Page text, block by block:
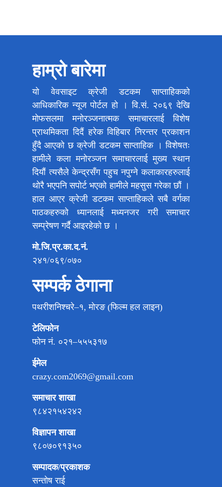
हाम्रो बारेमा
यो वेवसाइट क्रेजी डटकम साप्ताहिकको
आधिकारिक न्यूज पोर्टल हो । वि.सं. २०६९ देखि
मोफसलमा मनोरञ्जनात्मक समाचारलाई विशेष
प्राथमिकता दिदैं हरेक विहिबार निरन्तर प्रकाशन
हुँदै आएको छ क्रेजी डटकम साप्ताहिक । विशेषतः
हामीले कला मनोरञ्जन समाचारलाई मुख्य स्थान
दियौं त्यसैले केन्द्रसँग पहुच नपुग्ने कलाकारहरुलाई
थोरै भएपनि सपोर्ट भएको हामीले महसुस गरेका छौं ।
हाल आएर क्रेजी डटकम साप्ताहिकले सबै वर्गका
पाठकहरुको ध्यानलाई मध्यनजर गरी समाचार
सम्प्रेषण गर्दै आइरहेको छ ।
मो.जि.प्र.का.द.नं.
२४१/०६९/०७०
सम्पर्क ठेगाना
पथरीशनिश्चरे–१, मोरङ (फिल्म हल लाइन)
टेलिफोन
फोन नं. ०२१–५५५३१७
ईमेल
crazy.com2069@gmail.com
समाचार शाखा
९८४२१५४२४२
विज्ञापन शाखा
९८०७०९१३५०
सम्पादक/प्रकाशक
सन्तोष राई